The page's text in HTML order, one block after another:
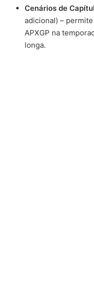
Cenários de
adicional) –
APXGP na
longa.